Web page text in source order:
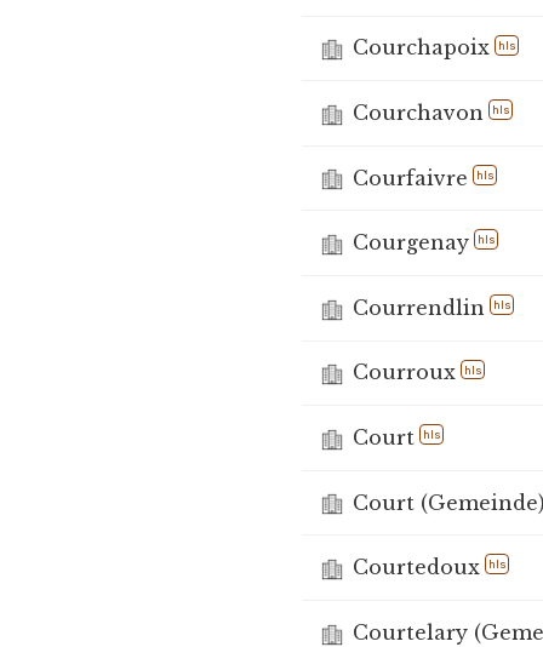
Courchapoix hls
Courchavon hls
Courfaivre hls
Courgenay hls
Courrendlin hls
Courroux hls
Court hls
Court (Gemeinde)
Courtedoux hls
Courtelary